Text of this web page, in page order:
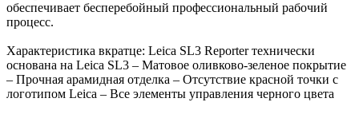
обеспечивает бесперебойный профессиональный рабочий
процесс.
Характеристика вкратце: Leica SL3 Reporter технически
основана на Leica SL3 – Матовое оливково-зеленое покрытие
– Прочная арамидная отделка – Отсутствие красной точки с
логотипом Leica – Все элементы управления черного цвета